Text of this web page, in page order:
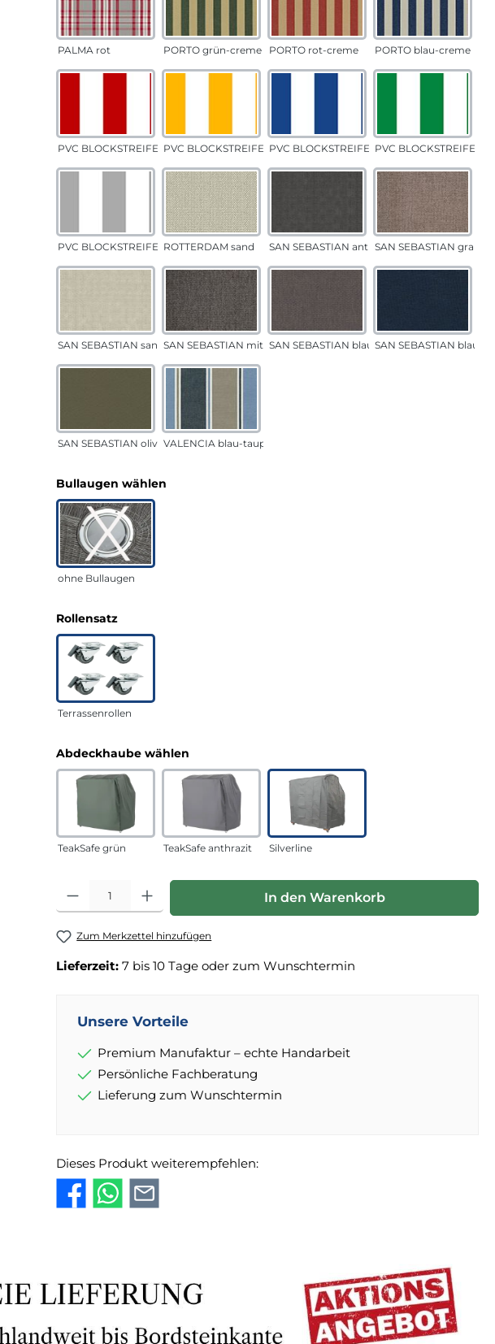
PALMA rot PORTO grün-creme PORTO rot-creme PORTO blau-creme
PVC BLOCKSTREIFEN rotPVC BLOCKSTREIFEN gelbPVC BLOCKSTREIFEN blauPVC BLOCKSTREIFEN
PVC BLOCKSTREIFEN grauROTTERDAM sand SAN SEBASTIAN anthrazitSAN SEBASTIAN grau-
SAN SEBASTIAN sandSAN SEBASTIAN mittelgrauSAN SEBASTIAN blau-sandSAN SEBASTIAN blau
SAN SEBASTIAN oliv VALENCIA blau-taupe
Bullaugen wählen
ohne Bullaugen
Rollensatzauswählen
Terrassenrollen
Abdeckhaube wählen
TeakSafe grün TeakSafe anthrazit Silverline
Produkt Anzahl: Gib den gewünschten Wert ein oder benutze die
In den Warenkorb
Zum Merkzettel hinzufügen
Lieferzeit: 7 bis 10 Tage oder zum Wunschtermin
Unsere Vorteile
Premium Manufaktur – echte Handarbeit
Persönliche Fachberatung
Lieferung zum Wunschtermin
Dieses Produkt weiterempfehlen: